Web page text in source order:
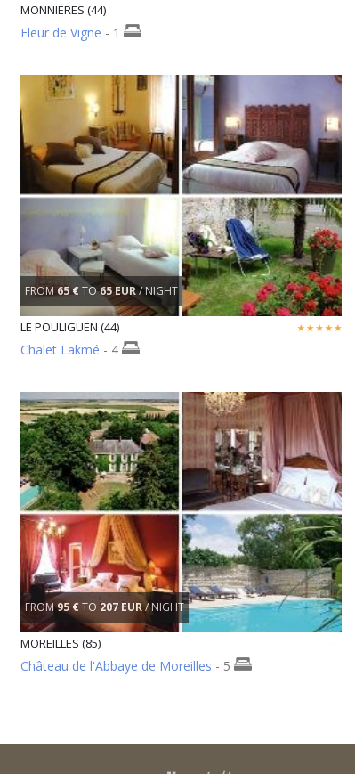
MONNIÈRES (44)
Fleur de Vigne - 1
FROM65 €TO65 EUR/ NIGHT
LE POULIGUEN (44)
Chalet Lakmé - 4
FROM95 €TO 207 EUR/ NIGHT
MOREILLES (85)
Château de l'Abbaye de Moreilles - 5